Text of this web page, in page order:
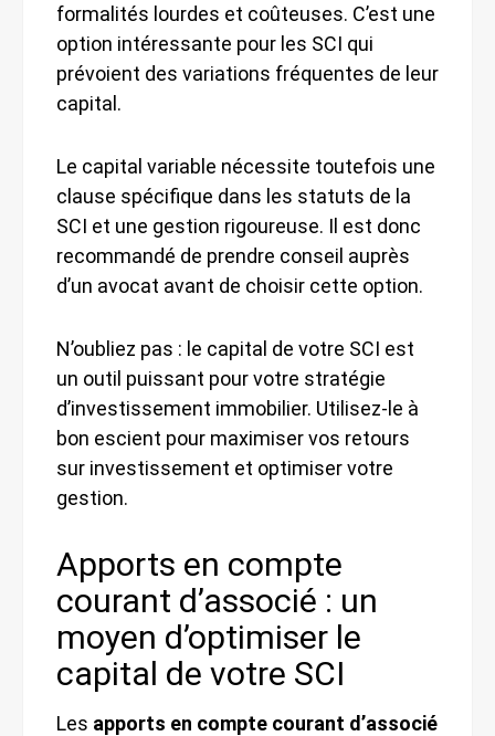
formalités lourdes et coûteuses. C’est une
option intéressante pour les SCI qui
prévoient des variations fréquentes de leur
capital.
Le capital variable nécessite toutefois une
clause spécifique dans les statuts de la
SCI et une gestion rigoureuse. Il est donc
recommandé de prendre conseil auprès
d’un avocat avant de choisir cette option.
N’oubliez pas : le capital de votre SCI est
un outil puissant pour votre stratégie
d’investissement immobilier. Utilisez-le à
bon escient pour maximiser vos retours
sur investissement et optimiser votre
gestion.
Apports en compte
courant d’associé : un
moyen d’optimiser le
capital de votre SCI
Les apports en compte courant d’associé